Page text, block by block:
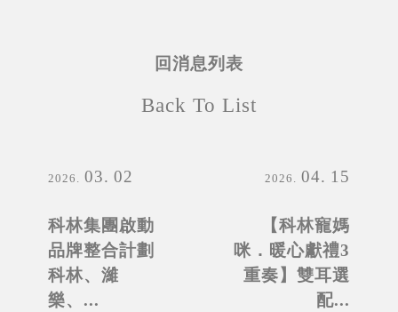
2026 03 02
科林集團啟動
品牌整合計劃
科林、濰
樂、...
回消息列表
Back To List
2026 04 15
【科林寵媽
咪．暖心獻禮3
重奏】雙耳選
配...